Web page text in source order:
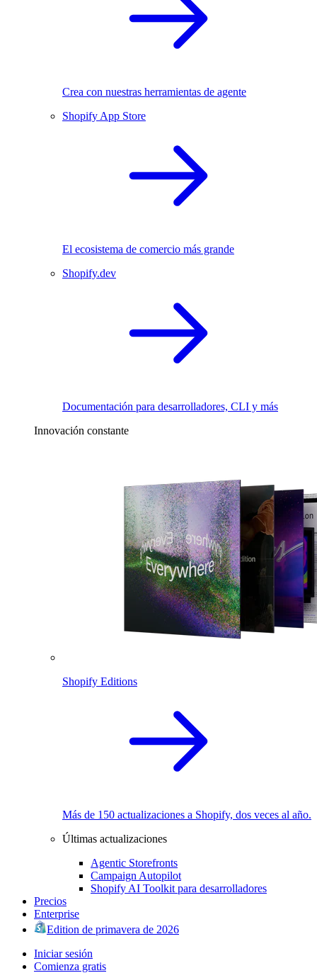
Crea con nuestras herramientas de agente
Shopify App Store
El ecosistema de comercio más grande
Shopify.dev
Documentación para desarrolladores, CLI y más
Innovación constante
Shopify Editions
Más de 150 actualizaciones a Shopify, dos veces al año.
Últimas actualizaciones
Agentic Storefronts
Campaign Autopilot
Shopify AI Toolkit para desarrolladores
Precios
Enterprise
Edition de primavera de 2026
Iniciar sesión
Comienza gratis